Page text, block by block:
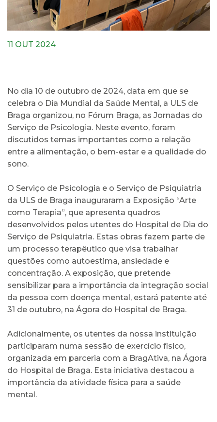
11 OUT 2024
No dia 10 de outubro de 2024, data em que se
celebra o Dia Mundial da Saúde Mental, a ULS de
Braga organizou, no Fórum Braga, as Jornadas do
Serviço de Psicologia. Neste evento, foram
discutidos temas importantes como a relação
entre a alimentação, o bem-estar e a qualidade do
sono.
O Serviço de Psicologia e o Serviço de Psiquiatria
da ULS de Braga inauguraram a Exposição “Arte
como Terapia”, que apresenta quadros
desenvolvidos pelos utentes do Hospital de Dia do
Serviço de Psiquiatria. Estas obras fazem parte de
um processo terapêutico que visa trabalhar
questões como autoestima, ansiedade e
concentração. A exposição, que pretende
sensibilizar para a importância da integração social
da pessoa com doença mental, estará patente até
31 de outubro, na Ágora do Hospital de Braga.
Adicionalmente, os utentes da nossa instituição
participaram numa sessão de exercício físico,
organizada em parceria com a BragAtiva, na Ágora
do Hospital de Braga. Esta iniciativa destacou a
importância da atividade física para a saúde
mental.